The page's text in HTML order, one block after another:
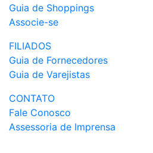
Guia de Shoppings
Associe-se
FILIADOS
Guia de Fornecedores
Guia de Varejistas
CONTATO
Fale Conosco
Assessoria de Imprensa